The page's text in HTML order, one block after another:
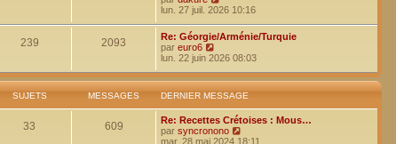
g
m
e
s
s
g
n
e
r
m
e
s
s
a
g
e
o
l
d
e
r
n
e
r
m
lun. 27 juil. 2026 10:16
239 2093
Re: Géorgie/Arménie/Turquie
par euro6
o
r
l
e
d
e
r
lun. 22 juin 2026 08:03
SUJETS MESSAGES DERNIER MESSAGE
33 609
Re: Recettes Crétoises : Mous…
par syncronono
o
mar. 28 mai 2024 18:11